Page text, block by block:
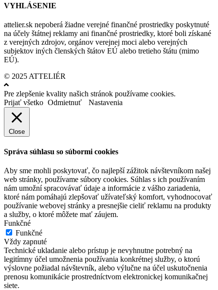
VYHLÁSENIE
attelier.sk nepoberá žiadne verejné finančné prostriedky poskytnuté
na účely štátnej reklamy ani finančné prostriedky, ktoré boli získané
z verejných zdrojov, orgánov verejnej moci alebo verejných
subjektov iných členských štátov EÚ alebo tretieho štátu (mimo
EÚ).
© 2025 ATTELIÉR
Pre zlepšenie kvality našich stránok používame cookies.
Prijať všetko Odmietnuť Nastavenia
Close
Správa súhlasu so súbormi cookies
Aby sme mohli poskytovať, čo najlepší zážitok návštevníkom našej
web stránky, používame súbory cookies. Súhlas s ich používaním
nám umožní spracovávať údaje a informácie z vášho zariadenia,
ktoré nám pomáhajú zlepšovať užívateľský komfort, vyhodnocovať
používanie webovej stránky a presnejšie cieliť reklamu na produkty
a služby, o ktoré môžete mať záujem.
Funkčné
Funkčné
Vždy zapnuté
Technické ukladanie alebo prístup je nevyhnutne potrebný na
legitímny účel umožnenia používania konkrétnej služby, o ktorú
výslovne požiadal návštevník, alebo výlučne na účel uskutočnenia
prenosu komunikácie prostredníctvom elektronickej komunikačnej
siete.